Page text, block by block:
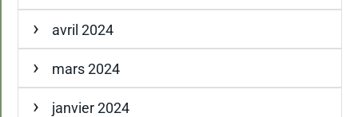
avril 2024
mars 2024
janvier 2024